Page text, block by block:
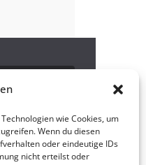
wie Cookies, um
Wenn du diesen
oder eindeutige IDs
nicht erteilst oder
unseren